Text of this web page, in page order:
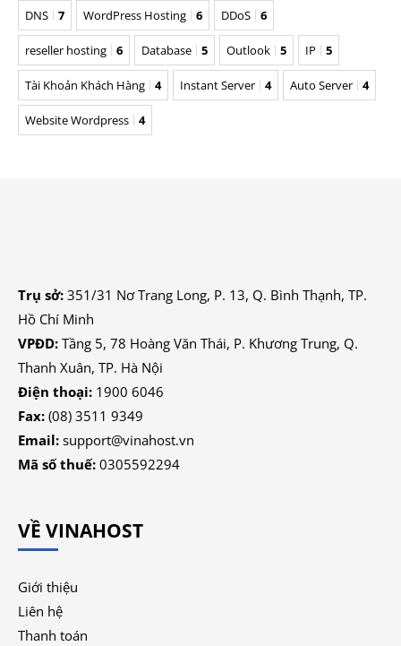
DNS 7 WordPress Hosting 6 DDoS 6
reseller hosting 6 Database 5 Outlook 5 IP 5
Tài Khoản Khách Hàng 4 Instant Server 4 Auto Server 4
Website Wordpress 4
Trụ sở: 351/31 Nơ Trang Long, P. 13, Q. Bình Thạnh, TP.
Hồ Chí Minh
VPĐD: Tầng 5, 78 Hoàng Văn Thái, P. Khương Trung, Q.
Thanh Xuân, TP. Hà Nội
Điện thoại: 1900 6046
Fax: (08) 3511 9349
Email: support@vinahost.vn
Mã số thuế: 0305592294
VỀ VINAHOST
Giới thiệu
Liên hệ
Thanh toán